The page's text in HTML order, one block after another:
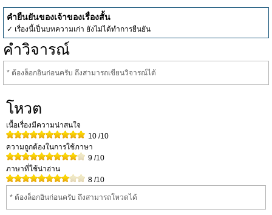
คำยืนยันของเจ้าของเรื่องสั้น
✓ เรื่องนี้เป็นบทความเก่า ยังไม่ได้ทำการยืนยัน
คำวิจารณ์
* ต้องล็อกอินก่อนครับ ถึงสามารถเขียนวิจารณ์ได้
โหวต
เนื้อเรื่องมีความน่าสนใจ
10 /10
ความถูกต้องในการใช้ภาษา
9 /10
ภาษาที่ใช้น่าอ่าน
8 /10
* ต้องล็อกอินก่อนครับ ถึงสามารถโหวดได้